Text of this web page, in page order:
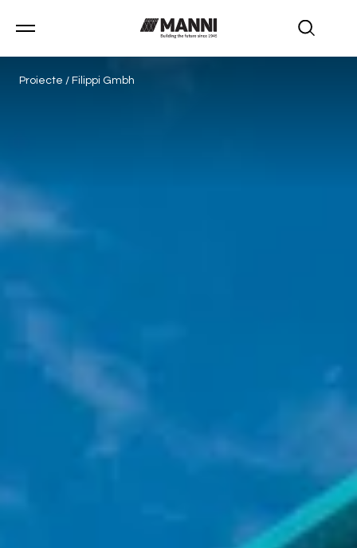
Proiecte / Filippi Gmbh